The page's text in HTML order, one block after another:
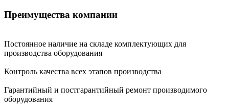
Преимущества компании
Постоянное наличие на складе комплектующих для
производства оборудования
Контроль качества всех этапов производства
Гарантийный и постгарантийный ремонт производимого
оборудования